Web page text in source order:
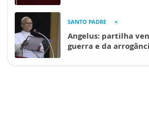
SANTO PADRE
Angelus: partilha
guerra e da